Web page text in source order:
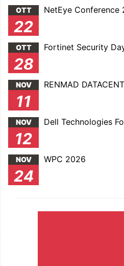
OTT
22
NetEye Conference
OTT
28
Fortinet Security
NOV
11
RENMAD
NOV
12
Dell Technologies
NOV
24
WPC 2026